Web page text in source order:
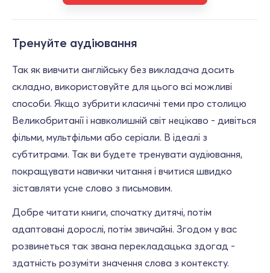
Тренуйте аудіювання
Так як вивчити англійську без викладача досить
складно, використовуйте для цього всі можливі
способи. Якщо зубрити класичні теми про столицю
Великобританії і навколишній світ нецікаво - дивіться
фільми, мультфільми або серіали. В ідеалі з
субтитрами. Так ви будете тренувати аудіювання,
покращувати навички читання і вчитися швидко
зіставляти усне слово з письмовим.
Добре читати книги, спочатку дитячі, потім
адаптовані дорослі, потім звичайні. Згодом у вас
розвинеться так звана перекладацька здогад -
здатність розуміти значення слова з контексту.